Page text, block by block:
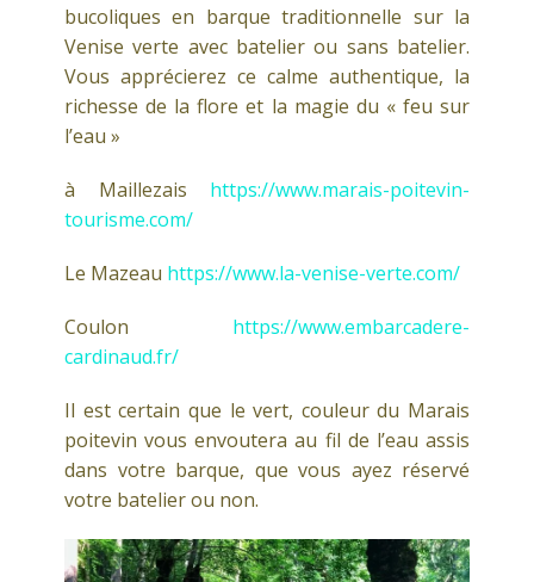
bucoliques en barque traditionnelle sur la
Venise verte avec batelier ou sans batelier.
Vous apprécierez ce calme authentique, la
richesse de la flore et la magie du « feu sur
l’eau »
à Maillezais https://www.marais-poitevin-
tourisme.com/
Le Mazeau https://www.la-venise-verte.com/
Coulon https://www.embarcadere-
cardinaud.fr/
Il est certain que le vert, couleur du Marais
poitevin vous envoutera au fil de l’eau assis
dans votre barque, que vous ayez réservé
votre batelier ou non.